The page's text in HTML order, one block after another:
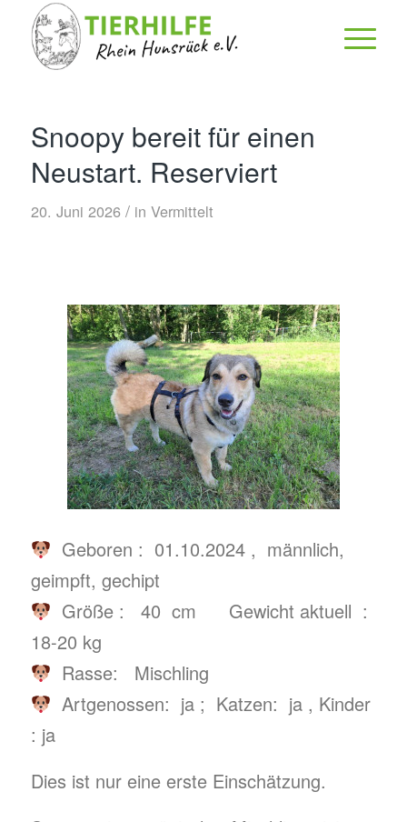
Snoopy bereit für einen
Neustart. Reserviert
20. Juni 2026 / in Vermittelt
Geboren : 01.10.2024 , männlich,
geimpft, gechipt
Größe : 40 cm Gewicht aktuell :
18-20 kg
Rasse: Mischling
Artgenossen: ja ; Katzen: ja , Kinder
: ja
Dies ist nur eine erste Einschätzung.